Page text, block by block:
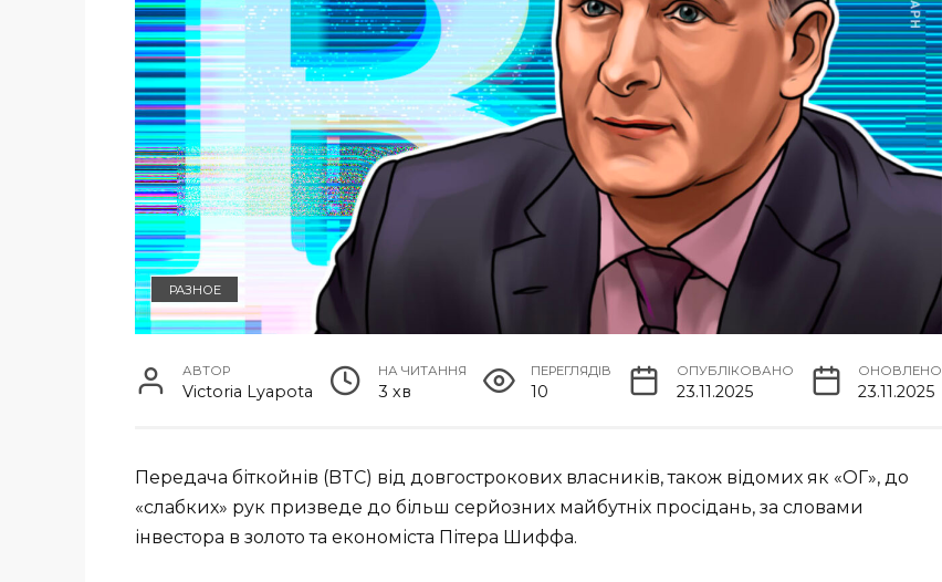
РАЗНОЕ
АВТОР
Victoria Lyapota
НА ЧИТАННЯ
3 хв
ПЕРЕГЛЯДІВ
10
ОПУБЛІКОВАНО
23.11.2025
ОНОВЛЕНО
23.11.2025
Передача біткойнів (BTC) від довгострокових власників, також відомих як «ОГ», до
«слабких» рук призведе до більш серйозних майбутніх просідань, за словами
інвестора в золото та економіста Пітера Шиффа.